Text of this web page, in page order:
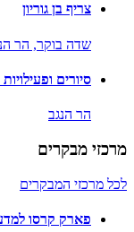
צריף בן גוריון
שדה בוקר, הר
סיורים
הר הנגב
מרכזי מבקרים
לכל מרכזי המבקרים
פארק קרסו